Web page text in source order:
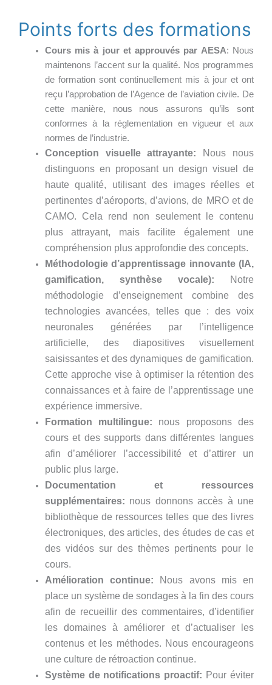
Points forts des formations
Cours mis à jour et approuvés par AESA: Nous
maintenons l’accent sur la qualité. Nos programmes
de formation sont continuellement mis à jour et ont
reçu l’approbation de l’Agence de l’aviation civile. De
cette manière, nous nous assurons qu’ils sont
conformes à la réglementation en vigueur et aux
normes de l’industrie.
Conception visuelle attrayante: Nous nous
distinguons en proposant un design visuel de
haute qualité, utilisant des images réelles et
pertinentes d’aéroports, d’avions, de MRO et de
CAMO. Cela rend non seulement le contenu
plus attrayant, mais facilite également une
compréhension plus approfondie des concepts.
Méthodologie d’apprentissage innovante (IA,
gamification, synthèse vocale):
Notre
méthodologie d’enseignement combine des
technologies avancées, telles que : des voix
neuronales générées par l’intelligence
artificielle, des diapositives visuellement
saisissantes et des dynamiques de gamification.
Cette approche vise à optimiser la rétention des
connaissances et à faire de l’apprentissage une
expérience immersive.
Formation multilingue:
nous proposons des
cours et des supports dans différentes langues
afin d’améliorer l’accessibilité et d’attirer un
public plus large.
Documentation et ressources
supplémentaires: nous donnons accès à une
bibliothèque de ressources telles que des livres
électroniques, des articles, des études de cas et
des vidéos sur des thèmes pertinents pour le
cours.
Amélioration continue: Nous avons mis en
place un système de sondages à la fin des cours
afin de recueillir des commentaires, d’identifier
les domaines à améliorer et d’actualiser les
contenus et les méthodes. Nous encourageons
une culture de rétroaction continue.
Système de notifications proactif: Pour éviter